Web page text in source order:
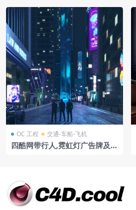
OC 工程 交通-车船-飞机
四酷网带行人,霓虹灯广告牌及车